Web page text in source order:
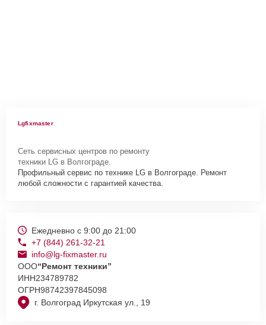
Lgfixmaster
Сеть сервисных центров по ремонту
техники LG в Волгограде.
Профильный сервис по технике LG в Волгограде. Ремонт
любой сложности с гарантией качества.
г. Волгоград Иркутская ул., 19
Ежедневно с 9:00 до 21:00
+7 (844) 261-32-21
info@lg-fixmaster.ru
ООО“Ремонт техники”
ИНН234789782
ОГРН98742397845098